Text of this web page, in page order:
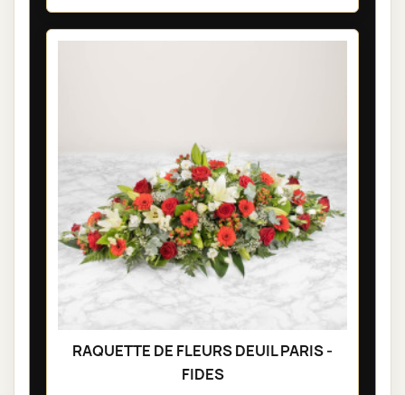
RAQUETTE DE FLEURS DEUIL PARIS -
FIDES